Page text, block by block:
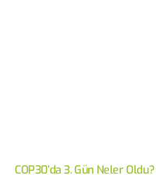
COP30’da 3. Gün Neler Oldu?